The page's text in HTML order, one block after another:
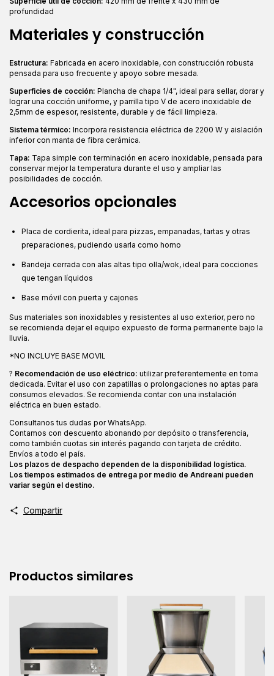
profundidad
Materiales y construcción
Estructura: Fabricada en acero inoxidable, con construcción robusta
pensada para uso frecuente y apoyo sobre mesada.
Superficies de cocción: Plancha de chapa 1/4", ideal para sellar, dorar y
lograr una cocción uniforme, y parrilla tipo V de acero inoxidable de
2,5mm de espesor, resistente, durable y de fácil limpieza.
Sistema térmico: Incorpora resistencia eléctrica de 2200 W y aislación
inferior con manta de fibra cerámica.
Tapa: Tapa simple con terminación en acero inoxidable, pensada para
conservar mejor la temperatura durante el uso y ampliar las
posibilidades de cocción.
Accesorios opcionales
Placa de cordierita, ideal para pizzas, empanadas, tartas y otras
preparaciones, pudiendo usarla como horno
Bandeja cerrada con alas altas tipo olla/wok, ideal para cocciones
que tengan líquidos
Base móvil con puerta y cajones
Sus materiales son inoxidables y resistentes al uso exterior, pero no
se recomienda dejar el equipo expuesto de forma permanente bajo la
lluvia.
*NO INCLUYE BASE MOVIL
? Recomendación de uso eléctrico: utilizar preferentemente en toma
dedicada. Evitar el uso con zapatillas o prolongaciones no aptas para
consumos elevados. Se recomienda contar con una instalación
eléctrica en buen estado.
Consultanos tus dudas por WhatsApp.
Contamos con descuento abonando por depósito o transferencia,
como también cuotas sin interés pagando con tarjeta de crédito.
Envíos a todo el país.
Los plazos de despacho dependen de la disponibilidad logística.
Los tiempos estimados de entrega por medio de Andreani pueden
variar según el destino.
Compartir
Productos similares